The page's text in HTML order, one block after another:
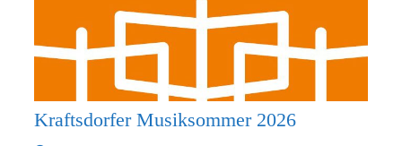
Kraftsdorfer Musiksommer 2026